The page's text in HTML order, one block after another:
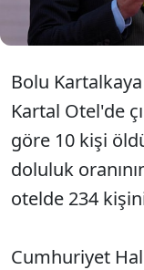
Bolu
Kartal Otel'de
göre 10 kişi
doluluk
otelde 234
Cumhuriyet